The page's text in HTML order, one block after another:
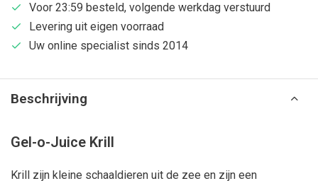
Voor 23:59 besteld, volgende werkdag verstuurd
Levering uit eigen voorraad
Uw online specialist sinds 2014
Beschrijving
Gel-o-Juice Krill
Krill zijn kleine schaaldieren uit de zee en zijn een